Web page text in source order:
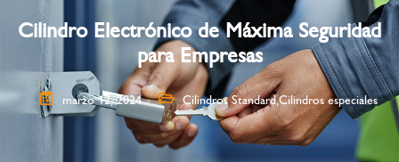
Cilindro Electrónico de Máxima Seguridad
para Empresas
marzo 12, 2024 Cilindros Standard,Cilindros especiales